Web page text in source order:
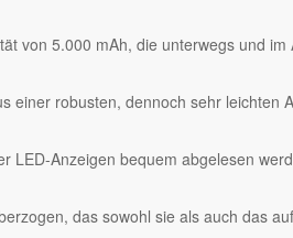
von 5.000 mAh, die unterwegs und
einer robusten, dennoch sehr leichten
LED-Anzeigen bequem abgelesen
das sowohl sie als auch das